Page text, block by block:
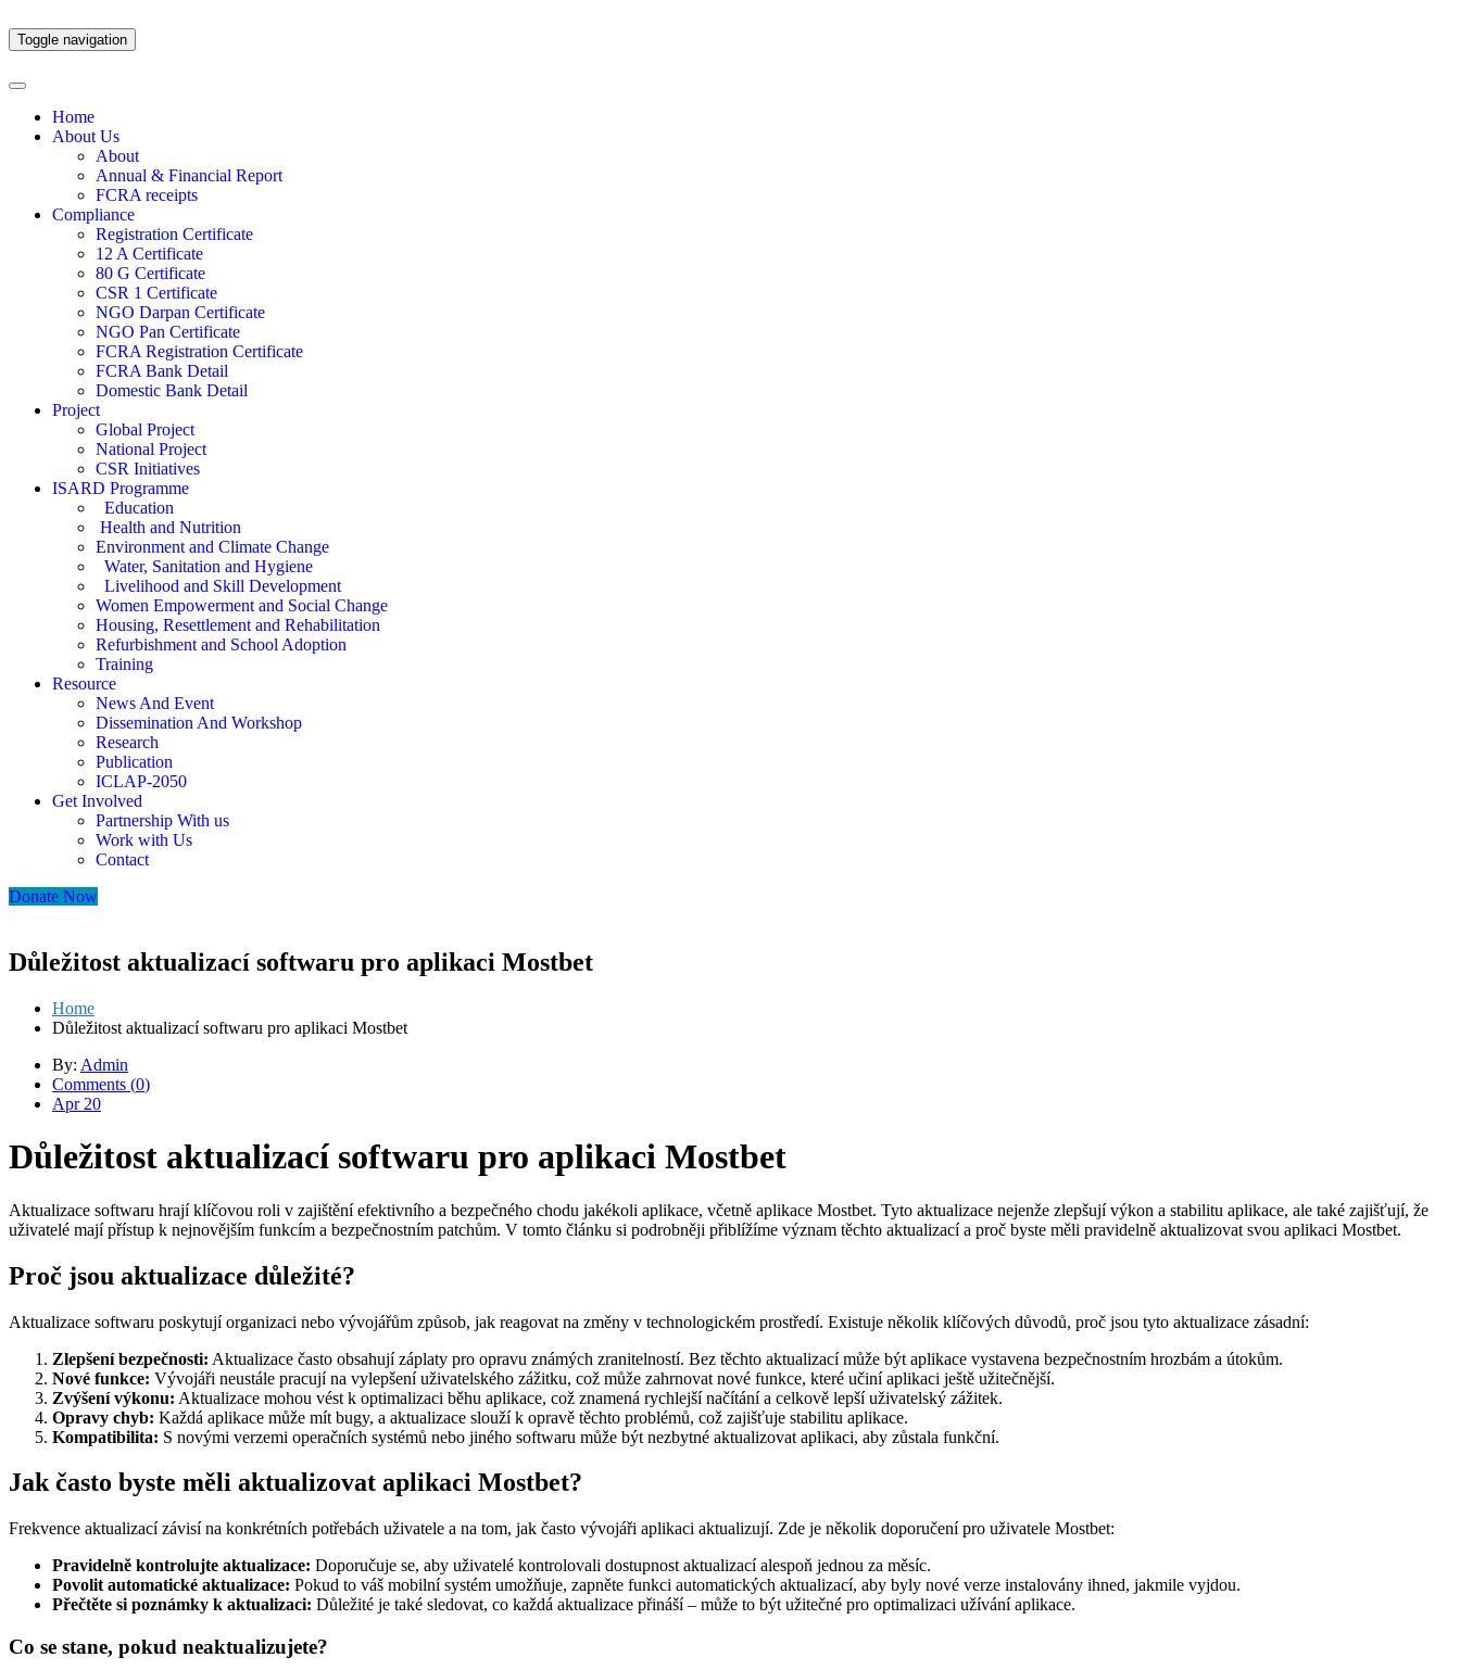
Toggle navigation
Home
About Us
About
Annual & Financial Report
FCRA receipts
Compliance
Registration Certificate
12 A Certificate
80 G Certificate
CSR 1 Certificate
NGO Darpan Certificate
NGO Pan Certificate
FCRA Registration Certificate
FCRA Bank Detail
Domestic Bank Detail
Project
Global Project
National Project
CSR Initiatives
ISARD Programme
Education
Health and Nutrition
Environment and Climate Change
Water, Sanitation and Hygiene
Livelihood and Skill Development
Women Empowerment and Social Change
Housing, Resettlement and Rehabilitation
Refurbishment and School Adoption
Training
Resource
News And Event
Dissemination And Workshop
Research
Publication
ICLAP-2050
Get Involved
Partnership With us
Work with Us
Contact
Donate Now
Důležitost aktualizací softwaru pro aplikaci Mostbet
Home
Důležitost aktualizací softwaru pro aplikaci Mostbet
By: Admin
Comments (0)
Apr 20
Důležitost aktualizací softwaru pro aplikaci Mostbet
Aktualizace softwaru hrají klíčovou roli v zajištění efektivního a bezpečného chodu jakékoli aplikace, včetně aplikace Mostbet. Tyto aktualizace nejenže zlepšují výkon a stabilitu aplikace, ale také zajišťují, že
uživatelé mají přístup k nejnovějším funkcím a bezpečnostním patchům. V tomto článku si podrobněji přiblížíme význam těchto aktualizací a proč byste měli pravidelně aktualizovat svou aplikaci Mostbet.
Proč jsou aktualizace důležité?
Aktualizace softwaru poskytují organizaci nebo vývojářům způsob, jak reagovat na změny v technologickém prostředí. Existuje několik klíčových důvodů, proč jsou tyto aktualizace zásadní:
Zlepšení bezpečnosti: Aktualizace často obsahují záplaty pro opravu známých zranitelností. Bez těchto aktualizací může být aplikace vystavena bezpečnostním hrozbám a útokům.
Nové funkce: Vývojáři neustále pracují na vylepšení uživatelského zážitku, což může zahrnovat nové funkce, které učiní aplikaci ještě užitečnější.
Zvýšení výkonu: Aktualizace mohou vést k optimalizaci běhu aplikace, což znamená rychlejší načítání a celkově lepší uživatelský zážitek.
Opravy chyb: Každá aplikace může mít bugy, a aktualizace slouží k opravě těchto problémů, což zajišťuje stabilitu aplikace.
Kompatibilita: S novými verzemi operačních systémů nebo jiného softwaru může být nezbytné aktualizovat aplikaci, aby zůstala funkční.
Jak často byste měli aktualizovat aplikaci Mostbet?
Frekvence aktualizací závisí na konkrétních potřebách uživatele a na tom, jak často vývojáři aplikaci aktualizují. Zde je několik doporučení pro uživatele Mostbet:
Pravidelně kontrolujte aktualizace: Doporučuje se, aby uživatelé kontrolovali dostupnost aktualizací alespoň jednou za měsíc.
Povolit automatické aktualizace: Pokud to váš mobilní systém umožňuje, zapněte funkci automatických aktualizací, aby byly nové verze instalovány ihned, jakmile vyjdou.
Přečtěte si poznámky k aktualizaci: Důležité je také sledovat, co každá aktualizace přináší – může to být užitečné pro optimalizaci užívání aplikace.
Co se stane, pokud neaktualizujete?